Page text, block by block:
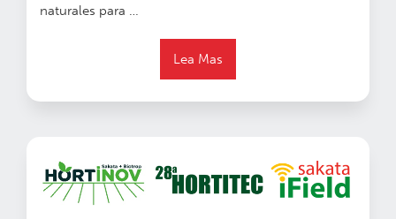
naturales para …
Lea Mas